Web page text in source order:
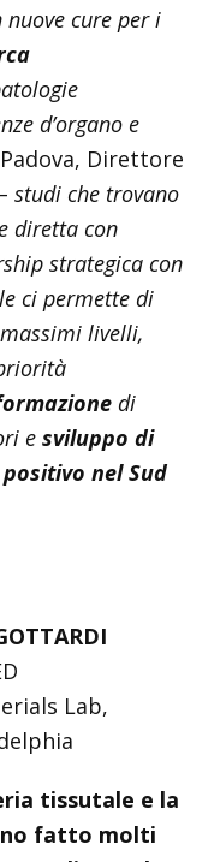
cure per i
d’organo e
Direttore
studi che trovano
diretta con
strategica con
ci permette di
livelli,
di
esviluppo di
nel Sud
Lab,
tissutale e la
fatto molti